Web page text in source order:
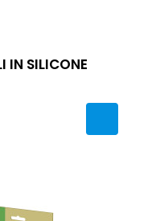
IN SILICONE